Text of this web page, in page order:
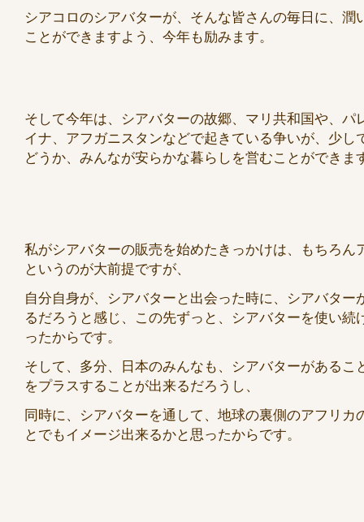
シアコロのシアバターが、そんな皆さんの毎日に、潤
ことができますよう、今年も励みます。
そして今年は、シアバターの故郷、マリ共和国や、パ
イナ、アフガニスタンなどで起きている争いが、少し
どうか、みんなが安らかな暮らしを営むことができま
私がシアバターの販売を始めたきっかけは、もちろん
というのが大前提ですが、
自分自身が、シアバターと出会った時に、シアバター
るだろうと感じ、この先ずっと、シアバターを使い続
ったからです。
そして、多分、日本のみんなも、シアバターがあるこ
をプラスすることが出来るだろうし、
同時に、シアバターを通して、地球の裏側のアフリカ
とでもイメージ出来るかと思ったからです。